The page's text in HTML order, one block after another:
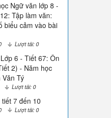
Ngữ văn lớp 8 -
Tập làm văn:
biểu cảm vào bài
Lượt tải: 0
6 - Tiết 67: Ôn
2) - Năm học
Tý
Lượt tải: 0
7 đến 10
Lượt tải: 0